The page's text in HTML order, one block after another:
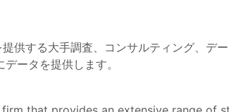
する大手調査、コンサルティング、デ
ータを提供します。